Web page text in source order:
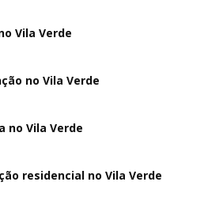
Vila Verde
no Vila Verde
no Vila Verde
residencial no Vila Verde